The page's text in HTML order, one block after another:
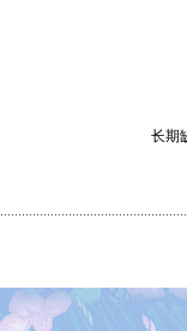
长期